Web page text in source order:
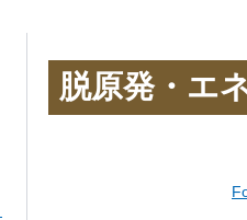
脱原発・エ